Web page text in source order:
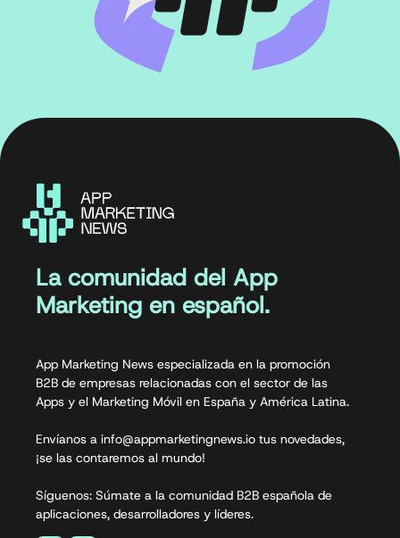
La comunidad del App
Marketing en español.
App Marketing News especializada en la promoción
B2B de empresas relacionadas con el sector de las
Apps y el Marketing Móvil en España y América Latina.
Envíanos a info@appmarketingnews.io tus novedades,
¡se las contaremos al mundo!
Síguenos: Súmate a la comunidad B2B española de
aplicaciones, desarrolladores y líderes.